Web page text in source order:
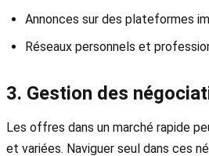
Annonces sur des plateformes
Réseaux personnels et
3. Gestion des
Les offres dans un marché rapide
et variées. Naviguer seul dans ces